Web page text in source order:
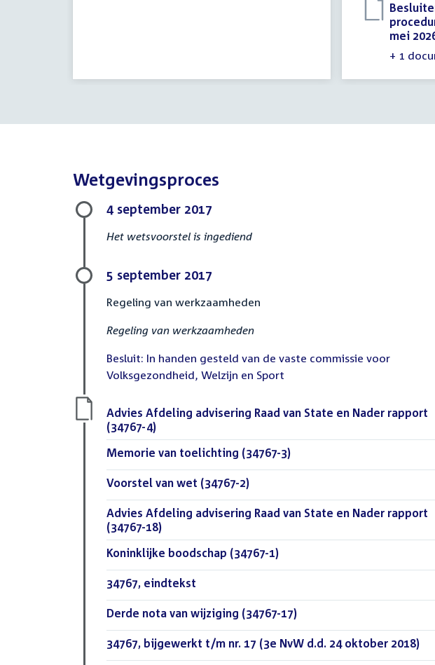
mei
+ 1
Wetgevingsproces
4 september 2017
Het wetsvoorstel is ingediend
5 september 2017
Regeling van werkzaamheden
Regeling van werkzaamheden
Besluit: In handen gesteld van de vaste commissie voor
Volksgezondheid, Welzijn en Sport
Download
bestand:
Advies Afdeling advisering Raad van State en Nader rapport
(34767-4)
Download
bestand:
Memorie van toelichting (34767-3)
Download
bestand:
Voorstel van wet (34767-2)
Download
bestand:
Advies Afdeling advisering Raad van State en Nader rapport
(34767-18)
Download
bestand:
Koninklijke boodschap (34767-1)
Download
bestand:
34767, eindtekst
Download
bestand:
Derde nota van wijziging (34767-17)
Download
bestand:
34767, bijgewerkt t/m nr. 17 (3e NvW d.d. 24 oktober 2018)